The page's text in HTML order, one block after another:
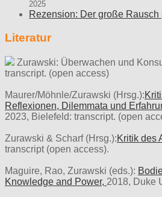
2025
Rezension: Der große Rausch
Literatur
Zurawski: Überwachen und
transcript. (open access)
Maurer/Möhnle/Zurawski (Hrsg.):
Reflexionen, Dilemmata und
2023, Bielefeld: transcript. (open
Zurawski & Scharf (Hrsg.):Kritik des
transcript (open access).
Maguire, Rao, Zurawski (eds.):
Knowledge and Power, 2018, Duke